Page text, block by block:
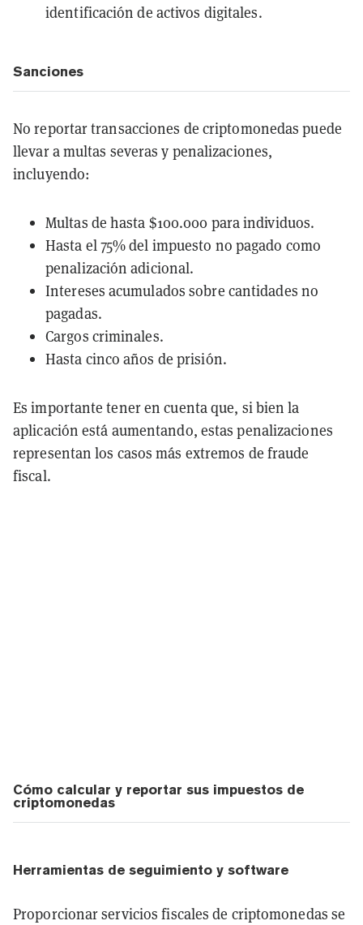
identificación de activos digitales.
Sanciones
No reportar transacciones de criptomonedas puede
llevar a multas severas y penalizaciones,
incluyendo:
Multas de hasta $100.000 para individuos.
Hasta el 75% del impuesto no pagado como
penalización adicional.
Intereses acumulados sobre cantidades no
pagadas.
Cargos criminales.
Hasta cinco años de prisión.
Es importante tener en cuenta que, si bien la
aplicación está aumentando, estas penalizaciones
representan los casos más extremos de fraude
fiscal.
Cómo calcular y reportar sus impuestos de
criptomonedas
Herramientas de seguimiento y software
Proporcionar servicios fiscales de criptomonedas se